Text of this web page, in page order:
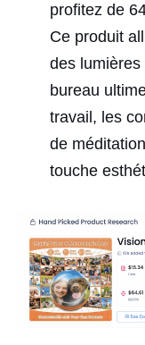
profitez de
Ce produit
des
bureau
travail, les
de
touche